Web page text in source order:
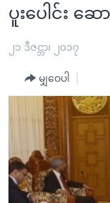
Link
များ
အကြောင်းအရာ
ရန်
ပင်မ
ကမ္ဘာ့သတင်းများ
နိုင်ငံတကာ
အစ္စရေး-ပါလက်စတိုင်
ဗွီဒီယို
ရပ်ဝန်းတခု လမ်းတ
အင်္ဂလိပ်စာလေ့လာ
အမေရိကန်သုံးအီဒီယံ
မကြေးမုံရဲ့ အင်္ဂလိပ်စာ
ရုပ်ရှင်ထဲက အင်္ဂလိပ်စ
အပတ်စဉ်ကဏ္ဍများ
ရေဒီယို
တီဗွီ
ရေဒီယိုနှင့်ရုပ်သံ အ
ရေဒီယို/တီဗွီအစီအစဉ်
ပူးပေါင်း ဆ
၂၁ ဒီဇင္ဘာ၊ ၂၀၁၇
မျှဝေပါ